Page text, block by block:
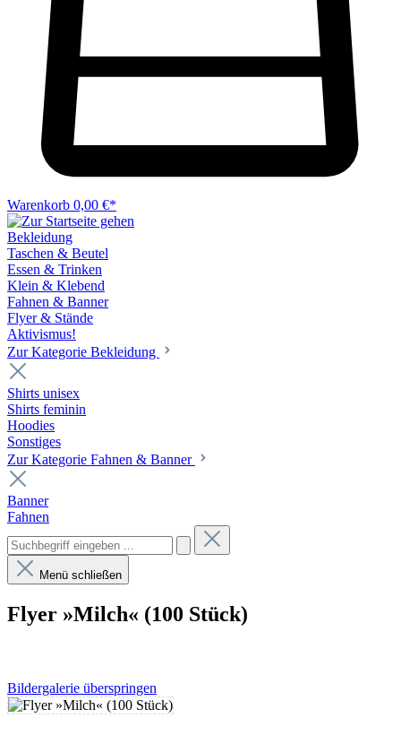
Warenkorb 0,00 €*
Bekleidung
Taschen & Beutel
Essen & Trinken
Klein & Klebend
Fahnen & Banner
Flyer & Stände
Aktivismus!
Zur Kategorie Bekleidung
Shirts unisex
Shirts feminin
Hoodies
Sonstiges
Zur Kategorie Fahnen & Banner
Banner
Fahnen
Menü schließen
Flyer »Milch« (100 Stück)
Bildergalerie überspringen